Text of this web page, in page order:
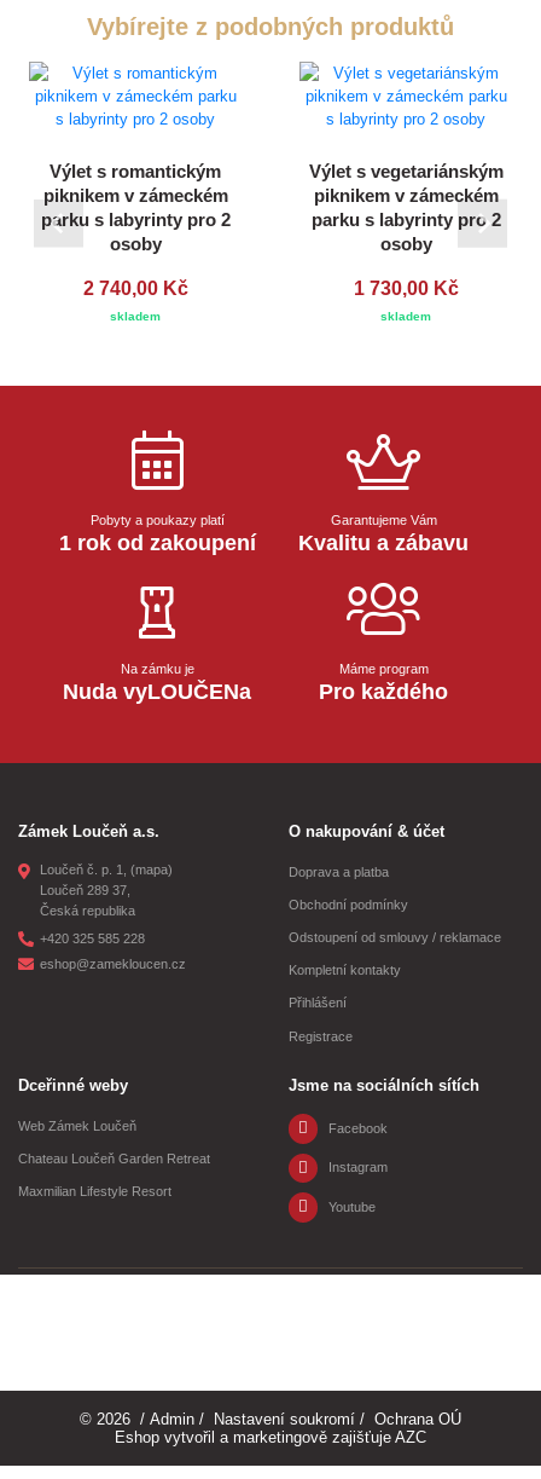
Vybírejte z podobných produktů
Výlet s romantickým
piknikem v zámeckém
parku s labyrinty pro 2
osoby
2 740,00 Kč
skladem
Výlet s vegetariánským
piknikem v zámeckém
parku s labyrinty pro 2
osoby
1 730,00 Kč
skladem
Pobyty a poukazy platí
1 rok od zakoupení
Garantujeme Vám
Kvalitu a zábavu
Na zámku je
Nuda vyLOUČENa
Máme program
Pro každého
Zámek Loučeň a.s.
Loučeň č. p. 1, (mapa)
Loučeň 289 37,
Česká republika
+420 325 585 228
eshop@zamekloucen.cz
O nakupování & účet
Doprava a platba
Obchodní podmínky
Odstoupení od smlouvy / reklamace
Kompletní kontakty
Přihlášení
Registrace
Dceřinné weby
Web Zámek Loučeň
Chateau Loučeň Garden Retreat
Maxmilian Lifestyle Resort
Jsme na sociálních sítích
Facebook
Instagram
Youtube
© 2026 / Admin / Nastavení soukromí / Ochrana OÚ
Eshop vytvořil a marketingově zajišťuje AZC